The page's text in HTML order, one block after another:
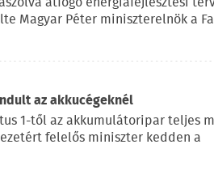
Magyar Péter miniszterelnök a
az akkucégeknél
1-től az akkumulátoripar teljes
felelős miniszter kedden a